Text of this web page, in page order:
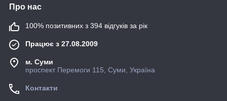
Про нас
100% позитивних з 394 відгуків за рік
Працює з 27.08.2009
м. Суми
проспект Перемоги 115, Суми, Україна
Контакти